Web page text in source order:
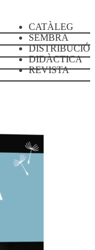
CATÀLEG
SEMBRA
DISTRIBUCIÓ
DIDÀCTICA
REVISTA